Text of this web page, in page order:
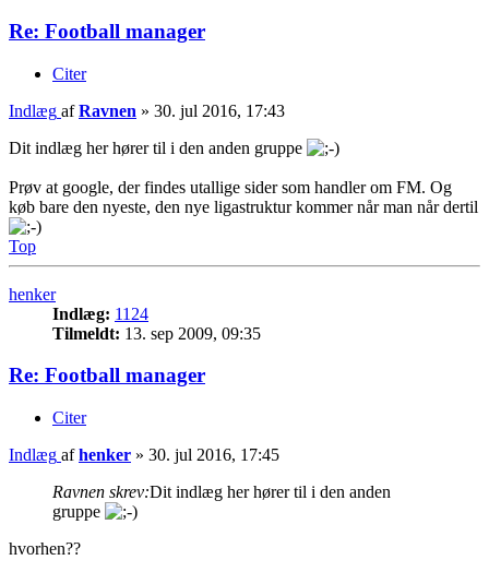
Re: Football manager
Citer
Indlæg afRavnen » 30. jul 2016, 17:43
Dit indlæg her hører til i den anden gruppe
Prøv at google, der findes utallige sider som handler om FM. Og
køb bare den nyeste, den nye ligastruktur kommer når man når dertil
Top
henker
Indlæg: 1124
Tilmeldt: 13. sep 2009, 09:35
Re: Football manager
Citer
Indlæg afhenker » 30. jul 2016, 17:45
Ravnen skrev:Dit indlæg her hører til i den anden
gruppe
hvorhen??